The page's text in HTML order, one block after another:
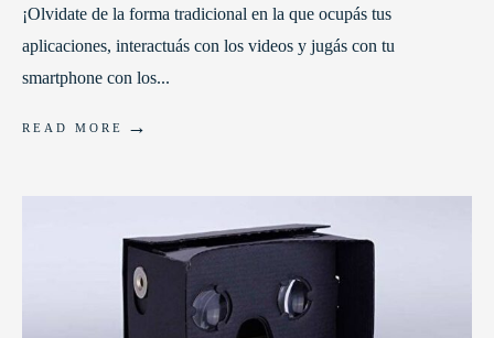
¡Olvidate de la forma tradicional en la que ocupás tus
aplicaciones, interactuás con los videos y jugás con tu
smartphone con los...
READ MORE →